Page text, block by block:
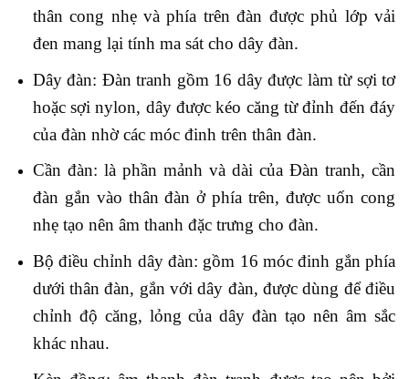
thân cong nhẹ và phía trên đàn được phủ lớp vải
đen mang lại tính ma sát cho dây đàn.
Dây đàn: Đàn tranh gồm 16 dây được làm từ sợi tơ
hoặc sợi nylon, dây được kéo căng từ đỉnh đến đáy
của đàn nhờ các móc đinh trên thân đàn.
Cần đàn: là phần mảnh và dài của Đàn tranh, cần
đàn gắn vào thân đàn ở phía trên, được uốn cong
nhẹ tạo nên âm thanh đặc trưng cho đàn.
Bộ điều chỉnh dây đàn: gồm 16 móc đinh gắn phía
dưới thân đàn, gắn với dây đàn, được dùng để điều
chỉnh độ căng, lỏng của dây đàn tạo nên âm sắc
khác nhau.